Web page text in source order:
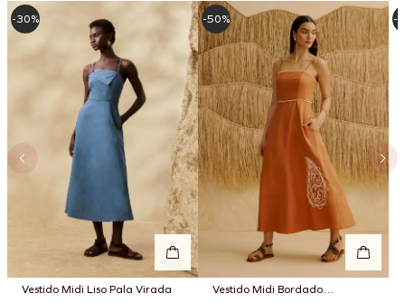
Vestido Midi Liso Pala Virada
-30%
Vestido Midi Bordado
-50% -